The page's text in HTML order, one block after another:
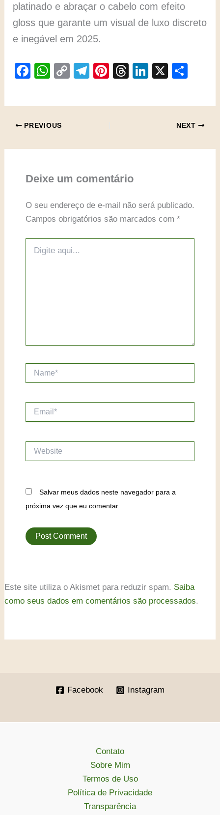
platinado e abraçar o cabelo com efeito
gloss que garante um visual de luxo discreto
e inegável em 2025.
F
c
b
o
k
W
at
A
p
C
p
n
T
e
m
Pi
er
T
e
s
Li
k
n
X
ar
PREVIOUS NEXT
Deixe um comentário
O seu endereço de e-mail não será publicado.
Campos obrigatórios são marcados com *
aqui...
Email*
Salvar meus dados neste navegador para a
próxima vez que eu comentar.
Este site utiliza o Akismet para reduzir spam. Saiba
como seus dados em comentários são processados.
Facebook Instagram
Contato
Sobre Mim
Termos de Uso
Política de Privacidade
Transparência